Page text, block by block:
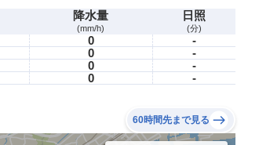
降水量
(mm/h)
日照
(分)
0
-
0
-
0
-
0 -
60時間先まで見る